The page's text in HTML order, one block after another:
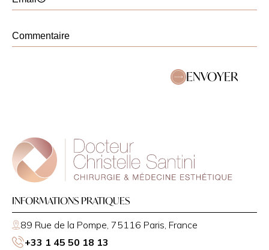
après environ 4 à 6 semaines, en
fonction de votre évolution post-
de manière progressive et
votre situation de manière
personnalisée et de vous donner des
recommandations adaptées.
Maeva
Publié le 16 octobre 2025
ENVOYER
INFORMATIONS PRATIQUES
89 Rue de la Pompe, 75116 Paris, France
+33 1 45 50 18 13